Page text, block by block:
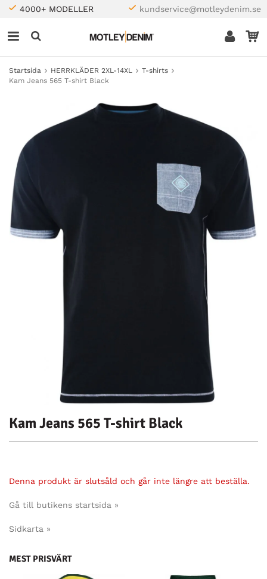
4000+ MODELLER kundservice@motleydenim.se
Startsida HERRKLÄDER 2XL-14XL
T-shirts
Kam Jeans 565 T-shirt Black
Kam Jeans 565 T-shirt Black
Denna produkt är slutsåld och går inte längre att beställa.
Gå till butikens startsida »
Sidkarta »
MEST PRISVÄRT